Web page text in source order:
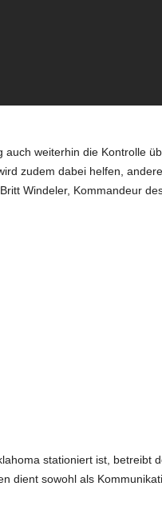
auch weiterhin die Kontrolle
zudem dabei helfen,
Windeler, Kommandeur
stationiert ist, betreibt
dient sowohl als